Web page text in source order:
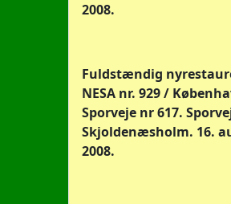
2008.
Fuldstændig
NESA nr. 929 /
Sporveje nr 617.
Skjoldenæsholm. 16.
2008.